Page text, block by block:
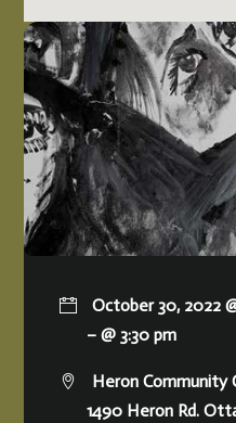
October 30, 2022
– @ 3:30 pm
Heron Community
1490 Heron Rd.